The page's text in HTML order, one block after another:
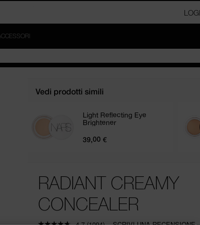
Vedi prodotti simili
Light Reflecting Eye
Brightener
39,00 €
RADIANT CREAMY
CONCEALER